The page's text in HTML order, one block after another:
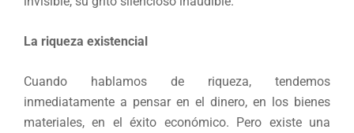
La riqueza existencial
Cuando hablamos de riqueza, tendemos
inmediatamente a pensar en el dinero, en los bienes
materiales, en el éxito económico. Pero existe una